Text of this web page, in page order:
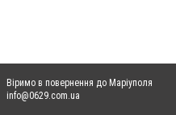
Віримо в повернення до Маріуполя
info@0629.com.ua